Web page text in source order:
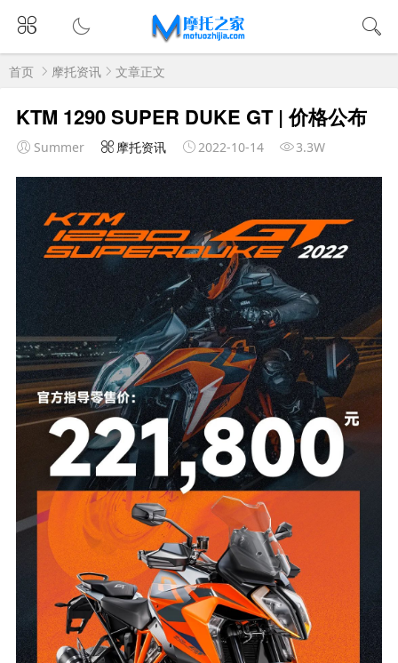
首页 摩托资讯 文章正文
KTM 1290 SUPER DUKE GT | 价格公布
Summer 摩托资讯 2022-10-14 3.3W